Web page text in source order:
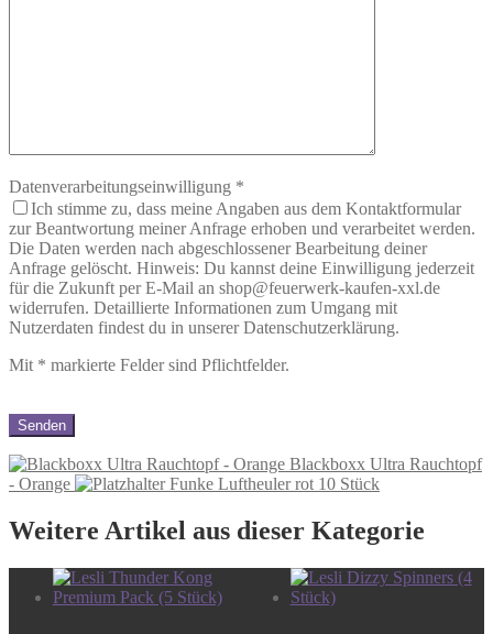
Datenverarbeitungseinwilligung *
Ich stimme zu, dass meine Angaben aus dem Kontaktformular
zur Beantwortung meiner Anfrage erhoben und verarbeitet werden.
Die Daten werden nach abgeschlossener Bearbeitung deiner
Anfrage gelöscht. Hinweis: Du kannst deine Einwilligung jederzeit
für die Zukunft per E-Mail an shop@feuerwerk-kaufen-xxl.de
widerrufen. Detaillierte Informationen zum Umgang mit
Nutzerdaten findest du in unserer Datenschutzerklärung.
Mit * markierte Felder sind Pflichtfelder.
Blackboxx Ultra Rauchtopf
- Orange
Funke Luftheuler rot 10 Stück
Weitere Artikel aus dieser Kategorie